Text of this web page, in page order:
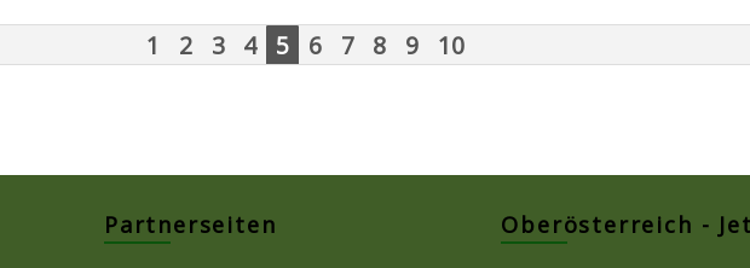
1 2 3 4 5 6 7 8 9 10
Partnerseiten
Oberösterreich -